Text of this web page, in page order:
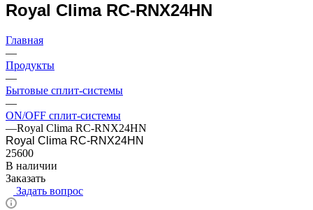
Royal Clima RC-RNX24HN
Главная
—
Продукты
—
Бытовые сплит-системы
—
ON/OFF сплит-системы
—Royal Clima RC-RNX24HN
Royal Clima RC-RNX24HN
25600
В наличии
Заказать
Задать вопрос